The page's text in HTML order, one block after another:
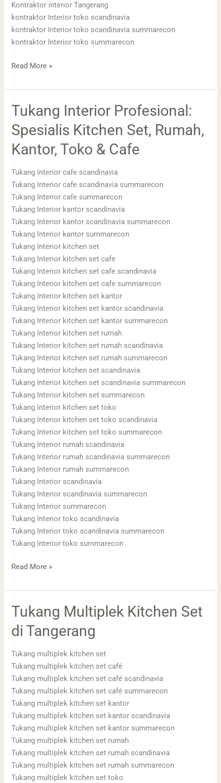
Kontraktor interior Tangerang
kontraktor Interior toko scandinavia
kontraktor Interior toko scandinavia summarecon
kontraktor Interior toko summarecon
Read More »
Tukang Interior Profesional:
Spesialis Kitchen Set, Rumah,
Kantor, Toko & Cafe
Tukang Interior cafe scandinavia
Tukang Interior cafe scandinavia summarecon
Tukang Interior cafe summarecon
Tukang Interior kantor scandinavia
Tukang Interior kantor scandinavia summarecon
Tukang Interior kantor summarecon
Tukang Interior kitchen set
Tukang Interior kitchen set cafe
Tukang Interior kitchen set cafe scandinavia
Tukang Interior kitchen set cafe summarecon
Tukang Interior kitchen set kantor
Tukang Interior kitchen set kantor scandinavia
Tukang Interior kitchen set kantor summarecon
Tukang Interior kitchen set rumah
Tukang Interior kitchen set rumah scandinavia
Tukang Interior kitchen set rumah summarecon
Tukang Interior kitchen set scandinavia
Tukang Interior kitchen set scandinavia summarecon
Tukang Interior kitchen set summarecon
Tukang Interior kitchen set toko
Tukang Interior kitchen set toko scandinavia
Tukang Interior kitchen set toko summarecon
Tukang Interior rumah scandinavia
Tukang Interior rumah scandinavia summarecon
Tukang Interior rumah summarecon
Tukang Interior scandinavia
Tukang Interior scandinavia summarecon
Tukang Interior summarecon
Tukang Interior toko scandinavia
Tukang Interior toko scandinavia summarecon
Tukang Interior toko summarecon
Tukang
Interior
Profesional:
Spesialis
Kitchen
Set,
Rumah,
Kantor,
Toko
&
Cafe
Read More »
Tukang Multiplek Kitchen Set
di Tangerang
Tukang multiplek kitchen set
Tukang multiplek kitchen set café
Tukang multiplek kitchen set café scandinavia
Tukang multiplek kitchen set café summarecon
Tukang multiplek kitchen set kantor
Tukang multiplek kitchen set kantor scandinavia
Tukang multiplek kitchen set kantor summarecon
Tukang multiplek kitchen set rumah
Tukang multiplek kitchen set rumah scandinavia
Tukang multiplek kitchen set rumah summarecon
Tukang multiplek kitchen set toko
Tukang
Multiplek
Kitchen
di
Tangerang